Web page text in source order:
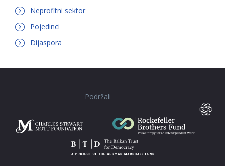
Neprofitni sektor
Pojedinci
Dijaspora
Podržali